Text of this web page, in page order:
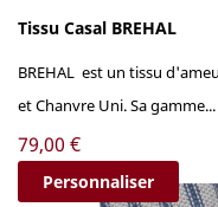
Tissu Casal BREHAL
BREHAL est un tissu
et Chanvre Uni. Sa gamme...
Prix
79,00 €
Personnaliser